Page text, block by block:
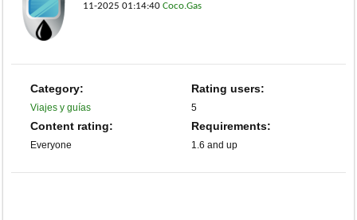
11-2025 01:14:40 Coco.Gas
Category:
Viajes y guías
Rating users:
5
Content rating:
Everyone
Requirements:
1.6 and up